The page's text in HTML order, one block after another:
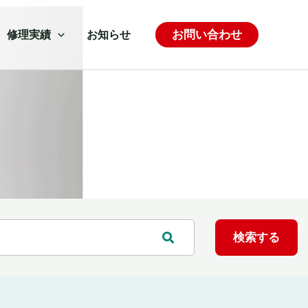
修理実績 お知らせ お問い合わせ